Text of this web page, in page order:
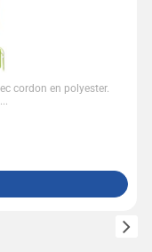
cordon en polyester.